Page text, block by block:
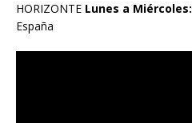
HORIZONTE Lunes a Miércoles:
España